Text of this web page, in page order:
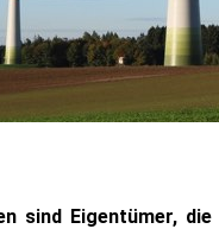
sind Eigentümer,